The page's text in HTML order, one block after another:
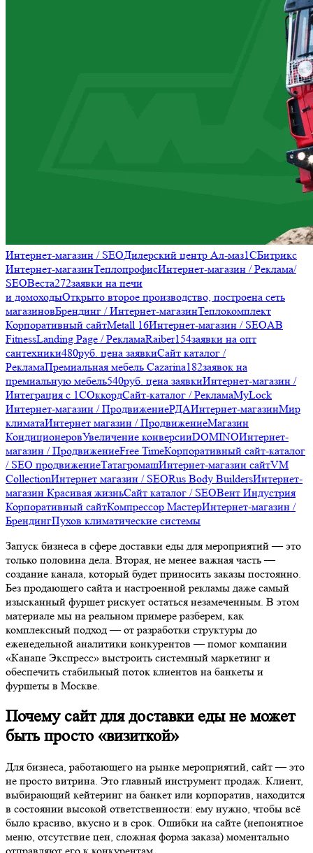
Интернет-магазин / SEOДилерский центр Ал-маз1СБитрикс
Интернет-магазинТеплопрофисИнтернет-магазин / Реклама/
SEOВеста272заявки на печи
и домоходыОткрыто второе производство, построена сеть
магазиновБрендинг / Интернет-магазинТеплокомплект
Корпоративный сайтMetall 16Интернет-магазин / SEOAB
FitnessLanding Page / РекламаRaiber154заявки на опт
сантехники480руб. цена заявкиСайт каталог /
РекламаПремиальная мебель Cazarina182заявок на
премиальную мебель540руб. цена заявкиИнтернет-магазин /
Интеграция с 1СОккордСайт-каталог / РекламаMyLock
Интернет-магазин / ПродвижениеРДАИнтернет-магазинМир
климатаИнтернет магазин / ПродвижениеМагазин
КондиционеровУвеличение конверсииDOMINOИнтернет-
магазин / ПродвижениеFree TimeКорпоративный сайт-каталог
/ SEO продвижениеТатагромашИнтернет-магазин сайтVM
CollectionИнтернет магазин / SEORus Body BuildersИнтернет-
магазин Красивая жизньСайт каталог / SEOВент Индустрия
Корпоративный сайтКомпрессор МастерИнтернет-магазин /
БрендингПухов климатические системы
Запуск бизнеса в сфере доставки еды для мероприятий — это
только половина дела. Вторая, не менее важная часть —
создание канала, который будет приносить заказы постоянно.
Без продающего сайта и настроенной рекламы даже самый
изысканный фуршет рискует остаться незамеченным. В этом
материале мы на реальном примере разберем, как
комплексный подход — от разработки структуры до
еженедельной аналитики конкурентов — помог компании
«Канапе Экспресс» выстроить системный маркетинг и
обеспечить стабильный поток клиентов на банкеты и
фуршеты в Москве.
Почему сайт для доставки еды не может
быть просто «визиткой»
Для бизнеса, работающего на рынке мероприятий, сайт — это
не просто витрина. Это главный инструмент продаж. Клиент,
выбирающий кейтеринг на банкет или корпоратив, находится
в состоянии высокой ответственности: ему нужно, чтобы всё
было красиво, вкусно и в срок. Ошибки на сайте (непонятное
меню, отсутствие цен, сложная форма заказа) моментально
отправляют его к конкурентам.